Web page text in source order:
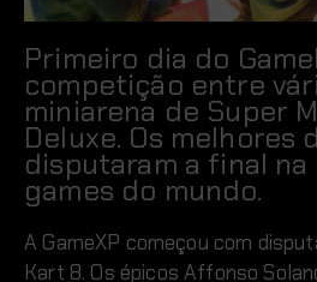
Primeiro dia do
competição entre
miniarena de Super
Deluxe. Os melhores
disputaram a final
games do mundo.
A GameXP começou com
Kart 8. Os épicos Affonso